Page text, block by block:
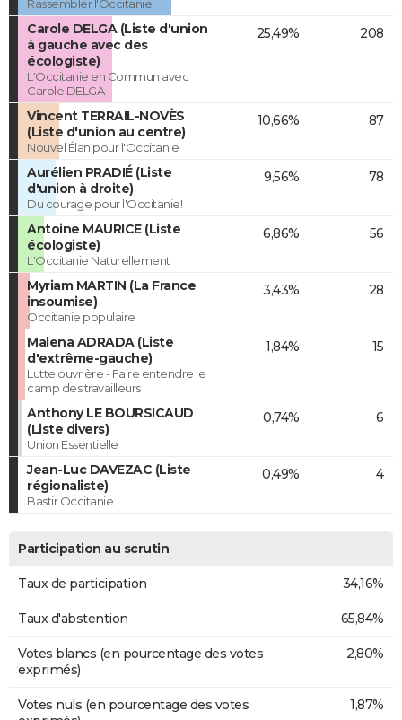
Rassembler l'Occitanie
Carole DELGA (Liste d'union
à gauche avec des
écologiste)
L'Occitanie en Commun avec
Carole DELGA
25,49% 208
Vincent TERRAIL-NOVÈS
(Liste d'union au centre)
Nouvel Élan pour l'Occitanie
10,66% 87
Aurélien PRADIÉ (Liste
d'union à droite)
Du courage pour l'Occitanie!
9,56% 78
Antoine MAURICE (Liste
écologiste)
L'Occitanie Naturellement
6,86% 56
Myriam MARTIN (La France
insoumise)
Occitanie populaire
3,43% 28
Malena ADRADA (Liste
d'extrême-gauche)
Lutte ouvrière - Faire entendre le
camp des travailleurs
1,84% 15
Anthony LE BOURSICAUD
(Liste divers)
Union Essentielle
0,74% 6
Jean-Luc DAVEZAC (Liste
régionaliste)
Bastir Occitanie
0,49% 4
Participation au scrutin
Taux de participation 34,16%
Taux d'abstention 65,84%
Votes blancs (en pourcentage des votes
exprimés)
2,80%
Votes nuls (en pourcentage des votes
1,87%